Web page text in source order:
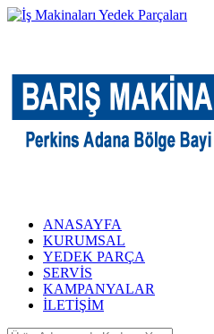
ANASAYFA
KURUMSAL
YEDEK PARÇA
SERVİS
KAMPANYALAR
İLETİŞİM